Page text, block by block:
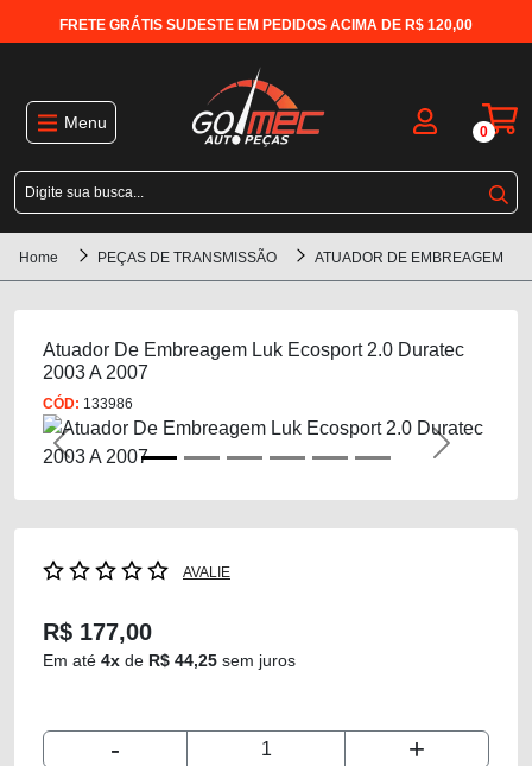
FRETE GRÁTIS SUDESTE EM PEDIDOS ACIMA DE R$ 120,00
Menu 0
Home PEÇAS DE TRANSMISSÃO ATUADOR DE EMBREAGEM
Atuador De Embreagem Luk Ecosport 2.0 Duratec
2003 A 2007
CÓD: 133986
Previous Next
AVALIE
R$ 177,00
Em até 4x de R$ 44,25 sem juros
- +